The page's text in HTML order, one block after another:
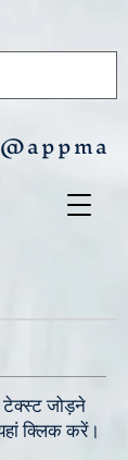
जोड़ने
क्लिक करें।